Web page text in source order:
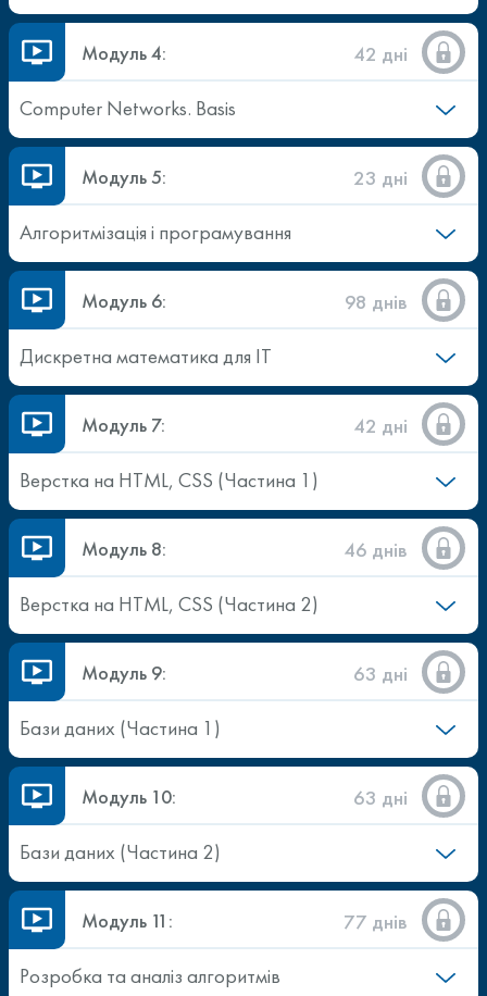
Модуль 4:
42 дні
Computer Networks. Basis
Модуль 5:
23 дні
Алгоритмізація і програмування
Модуль 6:
98 днів
Дискретна математика для ІТ
Модуль 7:
42 дні
Верстка на HTML, CSS (Частина 1)
Модуль 8:
46 днів
Верстка на HTML, CSS (Частина 2)
Модуль 9:
63 дні
Бази даних (Частина 1)
Модуль 10:
63 дні
Бази даних (Частина 2)
Модуль 11:
77 днів
Розробка та аналіз алгоритмів